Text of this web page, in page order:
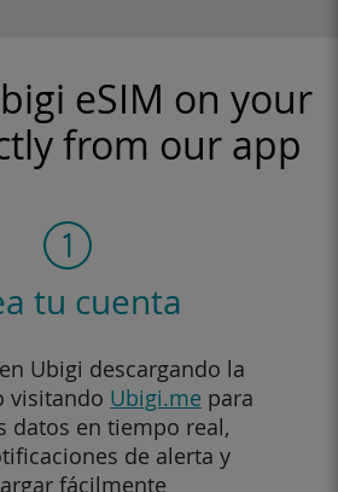
eSIM on your
from our app
tu cuenta
Ubigi descargando la
visitando Ubigi.me para
datos en tiempo real,
de alerta y
fácilmente